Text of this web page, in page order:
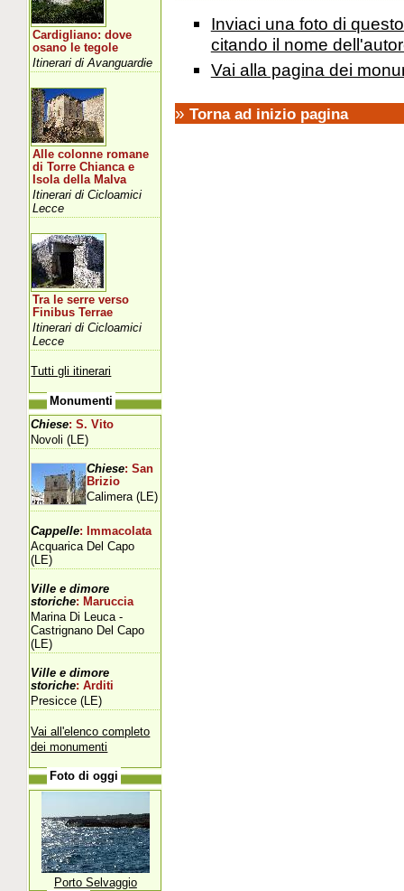
Inviaci una foto di
citando il nome
Vai alla pagina dei
» Torna ad inizio pagina
Cardigliano: dove
osano le tegole
Itinerari di Avanguardie
Alle colonne romane
di Torre Chianca e
Isola della Malva
Itinerari di Cicloamici
Lecce
Tra le serre verso
Finibus Terrae
Itinerari di Cicloamici
Lecce
Tutti gli itinerari
Monumenti
Chiese: S. Vito
Novoli (LE)
Chiese: San
Brizio
Calimera (LE)
Cappelle: Immacolata
Acquarica Del Capo
(LE)
Ville e dimore
storiche: Maruccia
Marina Di Leuca -
Castrignano Del Capo
(LE)
Ville e dimore
storiche: Arditi
Presicce (LE)
Vai all'elenco completo
dei monumenti
Foto di oggi
Porto Selvaggio